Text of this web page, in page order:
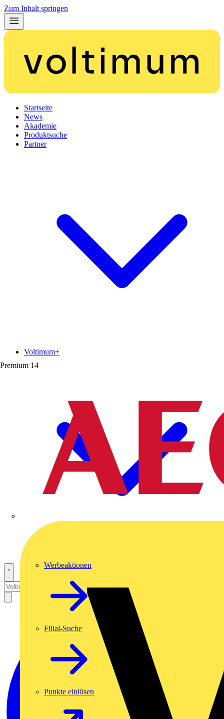
Zum Inhalt springen
Startseite
News
Akademie
Produktsuche
Partner
Premium 14
Voltimum+
Werbeaktionen
Filial-Suche
Punkte einlösen